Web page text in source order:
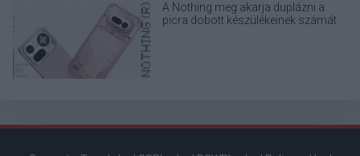
A Nothing meg akarja duplázni a
picra dobott készülékeinek számát